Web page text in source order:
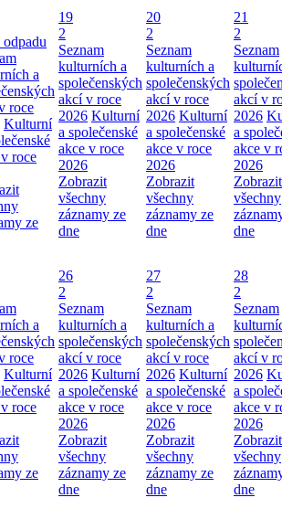
odpadu
a
roce
Kulturní
roce
ze
19
2
Seznam
kulturních a
společenských
akcí v roce
2026 Kulturní
a společenské
akce v roce
2026
Zobrazit
všechny
záznamy ze
dne
20
2
Seznam
kulturních a
společenských
akcí v roce
2026 Kulturní
a společenské
akce v roce
2026
Zobrazit
všechny
záznamy ze
dne
21
2
Seznam
akcí v
2026
a
akce v
2026
Zobrazit
všechny
dne
a
roce
Kulturní
roce
ze
26
2
Seznam
kulturních a
společenských
akcí v roce
2026 Kulturní
a společenské
akce v roce
2026
Zobrazit
všechny
záznamy ze
dne
27
2
Seznam
kulturních a
společenských
akcí v roce
2026 Kulturní
a společenské
akce v roce
2026
Zobrazit
všechny
záznamy ze
dne
28
2
Seznam
akcí v
2026
a
akce v
2026
Zobrazit
všechny
dne